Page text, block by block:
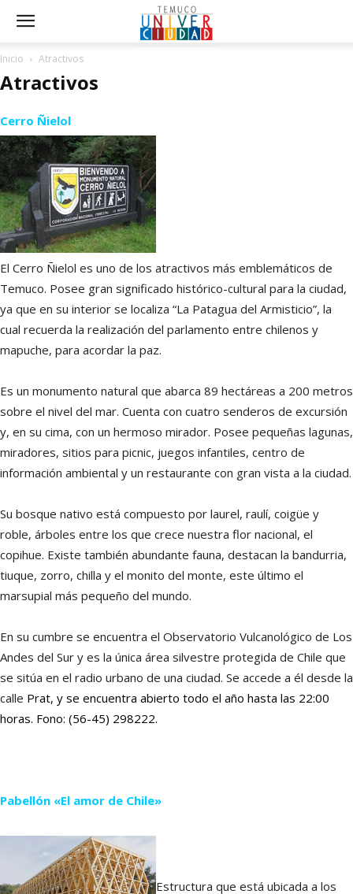
Inicio Atractivos
Atractivos
Cerro Ñielol
El Cerro Ñielol es uno de los atractivos más emblemáticos de
Temuco. Posee gran significado histórico-cultural para la ciudad,
ya que en su interior se localiza “La Patagua del Armisticio”, la
cual recuerda la realización del parlamento entre chilenos y
mapuche, para acordar la paz.
Es un monumento natural que abarca 89 hectáreas a 200 metros
sobre el nivel del mar. Cuenta con cuatro senderos de excursión
y, en su cima, con un hermoso mirador. Posee pequeñas lagunas,
miradores, sitios para picnic, juegos infantiles, centro de
información ambiental y un restaurante con gran vista a la ciudad.
Su bosque nativo está compuesto por laurel, raulí, coigüe y
roble, árboles entre los que crece nuestra flor nacional, el
copihue. Existe también abundante fauna, destacan la bandurria,
tiuque, zorro, chilla y el monito del monte, este último el
marsupial más pequeño del mundo.
En su cumbre se encuentra el Observatorio Vulcanológico de Los
Andes del Sur y es la única área silvestre protegida de Chile que
se sitúa en el radio urbano de una ciudad. Se accede a él desde la
calle Prat, y se encuentra abierto todo el año hasta las 22:00
horas. Fono: (56-45) 298222.
Pabellón «El amor de Chile»
Estructura que está ubicada a los